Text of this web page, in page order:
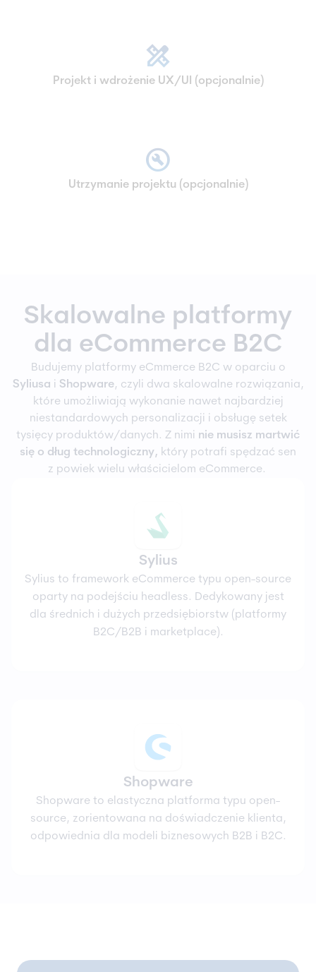
design_services
Projekt i wdrożenie UX/UI (opcjonalnie)
build_circle
Utrzymanie projektu (opcjonalnie)
Skalowalne platformy
dla eCommerce B2C
Budujemy platformy eCmmerce B2C w oparciu o
Syliusa i Shopware, czyli dwa skalowalne rozwiązania,
które umożliwiają wykonanie nawet najbardziej
niestandardowych personalizacji i obsługę setek
tysięcy produktów/danych. Z nimi nie musisz martwić
się o dług technologiczny, który potrafi spędzać sen
z powiek wielu właścicielom eCommerce.
Sylius
Sylius to framework eCommerce typu open-source
oparty na podejściu headless. Dedykowany jest
dla średnich i dużych przedsiębiorstw (platformy
B2C/B2B i marketplace).
Shopware
Shopware to elastyczna platforma typu open-
source, zorientowana na doświadczenie klienta,
odpowiednia dla modeli biznesowych B2B i B2C.